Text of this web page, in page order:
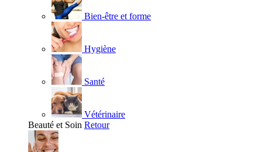
Bien-être et forme
Hygiène
Santé
Vétérinaire
Beauté et Soin Retour